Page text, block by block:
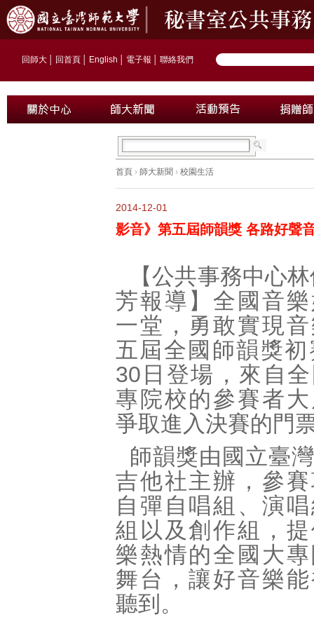
回師大 回首頁 English 電子報 聯絡我們
首頁 › 師大新聞 › 校園生活
2014-12-01
影音》第五屆師韻獎 各路好聲
【公共事務中心
芳報導】全國音
一堂，勇敢實現
五屆全國師韻獎
30日登場，來自
專院校的參賽者
爭取進入決賽的門
師韻獎由國立臺
吉他社主辦，參
自彈自唱組、演
組以及創作組，
樂熱情的全國大
舞台，讓好音樂
聽到。